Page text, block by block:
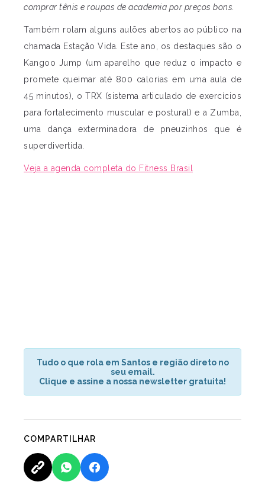
comprar tênis e roupas de academia por preços bons.
Também rolam alguns aulões abertos ao público na
chamada Estação Vida. Este ano, os destaques são o
Kangoo Jump (um aparelho que reduz o impacto e
promete queimar até 800 calorias em uma aula de
45 minutos), o TRX (sistema articulado de exercícios
para fortalecimento muscular e postural) e a Zumba,
uma dança exterminadora de pneuzinhos que é
superdivertida.
Veja a agenda completa do Fitness Brasil
Tudo o que rola em Santos e região direto no
seu email.
Clique e assine a nossa newsletter gratuita!
COMPARTILHAR